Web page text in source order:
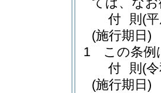
付 則 (
(施行期日)
1
この条例
付 則 (
(施行期日)